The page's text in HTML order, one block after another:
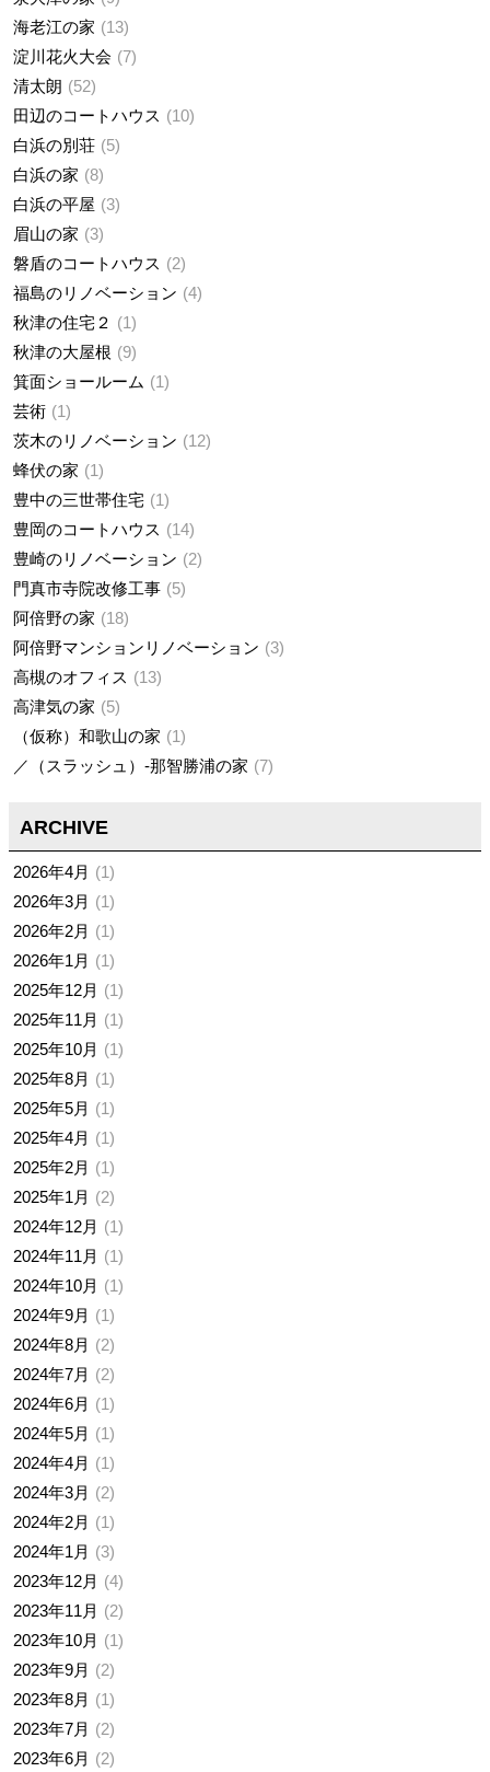
海老江の家
13
淀川花火大会
7
清太朗
52
田辺のコートハウス
10
白浜の別荘
5
白浜の家
8
白浜の平屋
3
眉山の家
3
磐盾のコートハウス
2
福島のリノベーション
4
秋津の住宅２
1
秋津の大屋根
9
箕面ショールーム
1
芸術
1
茨木のリノベーション
12
蜂伏の家
1
豊中の三世帯住宅
1
豊岡のコートハウス
14
豊崎のリノベーション
2
門真市寺院改修工事
5
阿倍野の家
18
阿倍野マンションリノベーション
3
高槻のオフィス
13
高津気の家
5
（仮称）和歌山の家
1
／（スラッシュ）-那智勝浦の家
7
ARCHIVE
2026年4月
1
2026年3月
1
2026年2月
1
2026年1月
1
2025年12月
1
2025年11月
1
2025年10月
1
2025年8月
1
2025年5月
1
2025年4月
1
2025年2月
1
2025年1月
2
2024年12月
1
2024年11月
1
2024年10月
1
2024年9月
1
2024年8月
2
2024年7月
2
2024年6月
1
2024年5月
1
2024年4月
1
2024年3月
2
2024年2月
1
2024年1月
3
2023年12月
4
2023年11月
2
2023年10月
1
2023年9月
2
2023年8月
1
2023年7月
2
2023年6月
2